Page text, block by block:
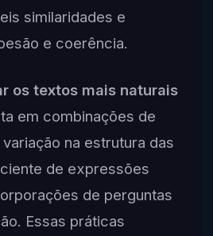
similaridades e
e coerência.
os textos mais naturais
em combinações de
na estrutura das
de expressões
de perguntas
Essas práticas